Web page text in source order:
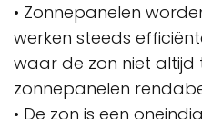
• Zonnepanelen
werken steeds
waar de zon niet altijd
zonnepanelen
• De zon is een